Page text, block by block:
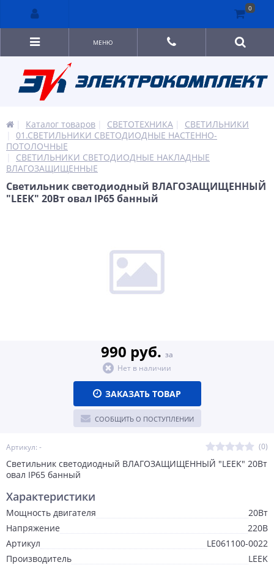
МЕНЮ
Каталог товаров СВЕТОТЕХНИКА
СВЕТИЛЬНИКИ
01.СВЕТИЛЬНИКИ СВЕТОДИОДНЫЕ НАСТЕННО-
ПОТОЛОЧНЫЕ
СВЕТИЛЬНИКИ СВЕТОДИОДНЫЕ НАКЛАДНЫЕ
ВЛАГОЗАЩИЩЕННЫЕ
Светильник светодиодный ВЛАГОЗАЩИЩЕННЫЙ
"LEEK" 20Вт овал IP65 банный
Артикул: - (0)
Светильник светодиодный ВЛАГОЗАЩИЩЕННЫЙ "LEEK" 20Вт
овал IP65 банный
990 руб. за
Нет в наличии
ЗАКАЗАТЬ ТОВАР
СООБЩИТЬ О ПОСТУПЛЕНИИ
Характеристики
Мощность двигателя
20Вт
Напряжение
220В
Артикул
LE061100-0022
Производитель
LEEK
0